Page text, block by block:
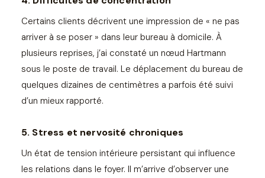
Certains clients décrivent une impression de « ne pas
arriver à se poser » dans leur bureau à domicile. À
plusieurs reprises, j’ai constaté un nœud Hartmann
sous le poste de travail. Le déplacement du bureau de
quelques dizaines de centimètres a parfois été suivi
d’un mieux rapporté.
5. Stress et nervosité chroniques
Un état de tension intérieure persistant qui influence
les relations dans le foyer. Il m’arrive d’observer une